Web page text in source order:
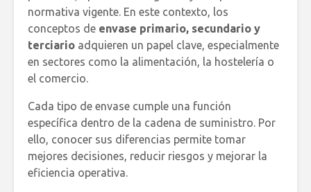
normativa vigente. En este contexto, los
conceptos de envase primario, secundario y
terciario adquieren un papel clave, especialmente
en sectores como la alimentación, la hostelería o
el comercio.
Cada tipo de envase cumple una función
específica dentro de la cadena de suministro. Por
ello, conocer sus diferencias permite tomar
mejores decisiones, reducir riesgos y mejorar la
eficiencia operativa.